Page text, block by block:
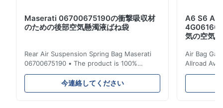
Maserati 06700675190の衝撃吸収材
のための後部空気懸濁液ばね袋
Rear Air Suspension Spring Bag Maserati
06700675190 • The product is 100%
compatible with the original part. Product:
Air Spring & Air Bag OEM No.: 06700675190
Model No.: 06700675190 Position: Rear
今連絡してください
A6 S6 A7
気の空気
Air Bag
Allroad